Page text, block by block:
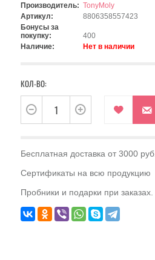
Производитель: TonyMoly
Артикул:
8806358557423
Бонусы за
покупку:
400
Наличие:
Нет в наличии
КОЛ-ВО:
Бесплатная доставка от 3000 руб.
Сертификаты на всю продукцию
Пробники и подарки при заказах.